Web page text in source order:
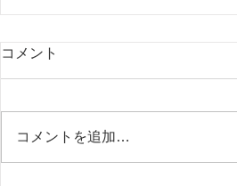
コメント
コメントを追加…